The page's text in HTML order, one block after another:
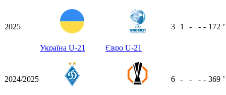
2025
Україна U-21 Євро U-21
3 1 - - - 172 ʼ
2024/2025 6 - - - - 369 ʼ